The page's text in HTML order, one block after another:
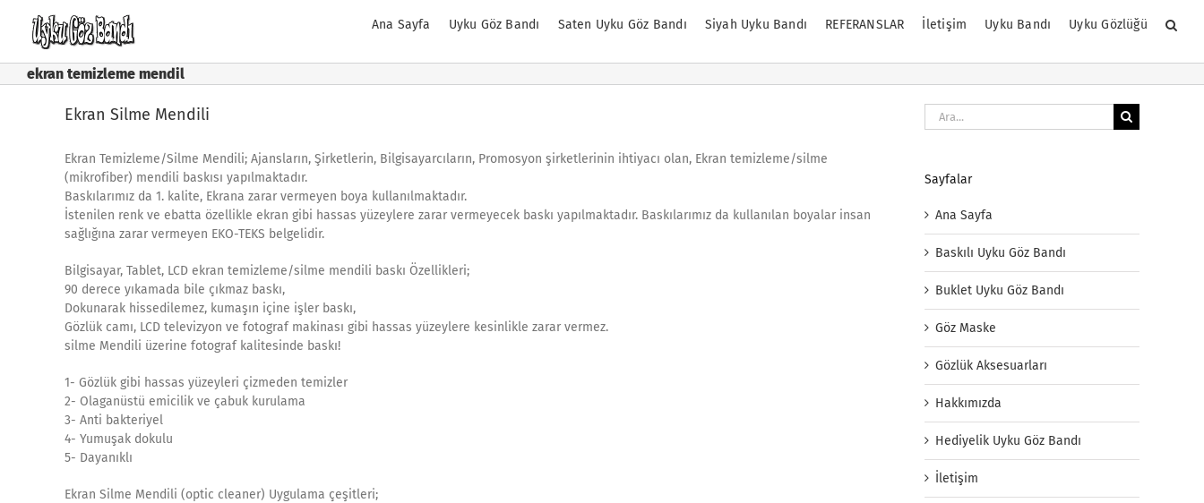
content
Ana Sayfa Uyku Göz Bandı Saten Uyku Göz Bandı Siyah Uyku Bandı REFERANSLAR İletişim Uyku Bandı Uyku Gözlüğü
ekran temizleme mendil
Ekran Silme Mendili
Ekran Temizleme/Silme Mendili; Ajansların, Şirketlerin, Bilgisayarcıların, Promosyon şirketlerinin ihtiyacı olan, Ekran temizleme/silme
(mikrofiber) mendili baskısı yapılmaktadır.
Baskılarımız da 1. kalite, Ekrana zarar vermeyen boya kullanılmaktadır.
İstenilen renk ve ebatta özellikle ekran gibi hassas yüzeylere zarar vermeyecek baskı yapılmaktadır. Baskılarımız da kullanılan boyalar insan
sağlığına zarar vermeyen EKO-TEKS belgelidir.
Bilgisayar, Tablet, LCD ekran temizleme/silme mendili baskı Özellikleri;
90 derece yıkamada bile çıkmaz baskı,
Dokunarak hissedilemez, kumaşın içine işler baskı,
Gözlük camı, LCD televizyon ve fotograf makinası gibi hassas yüzeylere kesinlikle zarar vermez.
silme Mendili üzerine fotograf kalitesinde baskı!
1- Gözlük gibi hassas yüzeyleri çizmeden temizler
2- Olaganüstü emicilik ve çabuk kurulama
3- Anti bakteriyel
4- Yumuşak dokulu
5- Dayanıklı
Ekran Silme Mendili (optic cleaner) Uygulama çeşitleri;
Ara:
Sayfalar
Ana Sayfa
Baskılı Uyku Göz Bandı
Buklet Uyku Göz Bandı
Göz Maske
Gözlük Aksesuarları
Hakkımızda
Hediyelik Uyku Göz Bandı
İletişim